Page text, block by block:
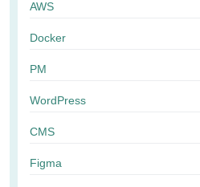
AWS
Docker
PM
WordPress
CMS
Figma